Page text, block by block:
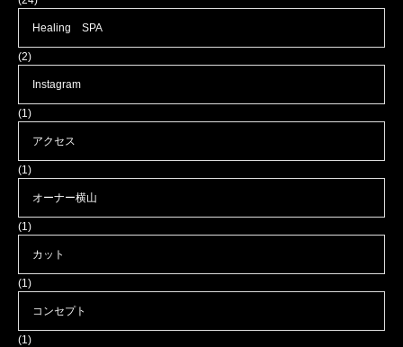
Healing SPA
(2)
Instagram
(1)
アクセス
(1)
オーナー横山
(1)
カット
(1)
コンセプト
(1)